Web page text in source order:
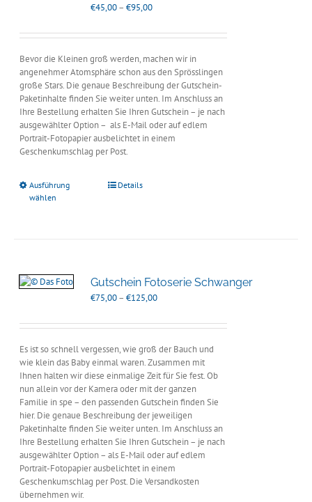
€45,00–€95,00Preisspanne:
bis
Bevor die Kleinen groß werden, machen wir in
angenehmer Atomsphäre schon aus den Sprösslingen
große Stars. Die genaue Beschreibung der Gutschein-
Paketinhalte finden Sie weiter unten. Im Anschluss an
Ihre Bestellung erhalten Sie Ihren Gutschein – je nach
ausgewählter Option – als E-Mail oder auf edlem
Portrait-Fotopapier ausbelichtet in einem
Geschenkumschlag per Post.
Ausführung
wählen
Details
Gutschein Fotoserie Schwanger
€75,00–€125,00Preisspanne:
bis
Es ist so schnell vergessen, wie groß der Bauch und
wie klein das Baby einmal waren. Zusammen mit
Ihnen halten wir diese einmalige Zeit für Sie fest. Ob
nun allein vor der Kamera oder mit der ganzen
Familie in spe – den passenden Gutschein finden Sie
hier. Die genaue Beschreibung der jeweiligen
Paketinhalte finden Sie weiter unten. Im Anschluss an
Ihre Bestellung erhalten Sie Ihren Gutschein – je nach
ausgewählter Option – als E-Mail oder auf edlem
Portrait-Fotopapier ausbelichtet in einem
Geschenkumschlag per Post. Die Versandkosten
übernehmen wir.